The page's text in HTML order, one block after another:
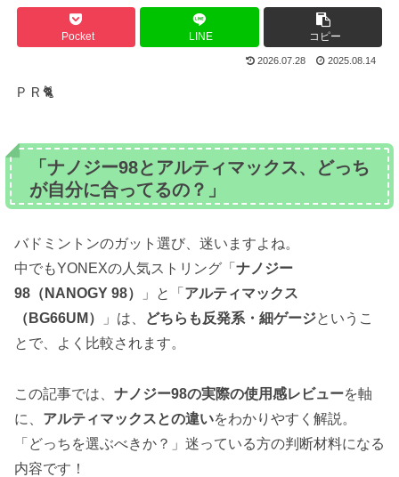
Pocket LINE コピー
2026.07.28 2025.08.14
ＰＲ🐈
「ナノジー98とアルティマックス、どっち
が自分に合ってるの？」
バドミントンのガット選び、迷いますよね。
中でもYONEXの人気ストリング「 ナノジー
98（NANOGY 98）
」と「 アルティマックス
（BG66UM）
」は、 どちらも反発系・細ゲージというこ
とで、よく比較されます。
この記事では、 ナノジー98の実際の使用感レビューを軸
に、 アルティマックスとの違いをわかりやすく解説。
「どっちを選ぶべきか？」迷っている方の判断材料になる
内容です！